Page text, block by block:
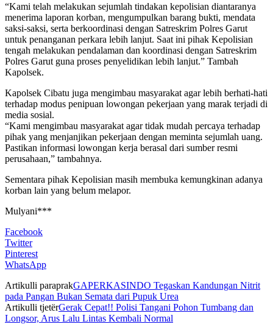
“Kami telah melakukan sejumlah tindakan kepolisian diantaranya
menerima laporan korban, mengumpulkan barang bukti, mendata
saksi-saksi, serta berkoordinasi dengan Satreskrim Polres Garut
untuk penanganan perkara lebih lanjut. Saat ini pihak Kepolisian
tengah melakukan pendalaman dan koordinasi dengan Satreskrim
Polres Garut guna proses penyelidikan lebih lanjut.” Tambah
Kapolsek.
Kapolsek Cibatu juga mengimbau masyarakat agar lebih berhati-hati
terhadap modus penipuan lowongan pekerjaan yang marak terjadi di
media sosial.
“Kami mengimbau masyarakat agar tidak mudah percaya terhadap
pihak yang menjanjikan pekerjaan dengan meminta sejumlah uang.
Pastikan informasi lowongan kerja berasal dari sumber resmi
perusahaan,” tambahnya.
Sementara pihak Kepolisian masih membuka kemungkinan adanya
korban lain yang belum melapor.
Mulyani***
Facebook
Twitter
Pinterest
WhatsApp
Artikulli paraprakGAPERKASINDO Tegaskan Kandungan Nitrit
pada Pangan Bukan Semata dari Pupuk Urea
Artikulli tjetërGerak Cepat!! Polisi Tangani Pohon Tumbang dan
Longsor, Arus Lalu Lintas Kembali Normal